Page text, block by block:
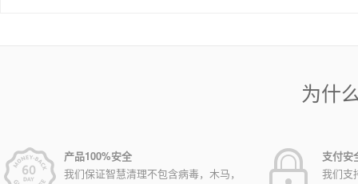
为什
产品100%安全
我们保证智慧清理不包含病毒，木马，
支付安
我们支